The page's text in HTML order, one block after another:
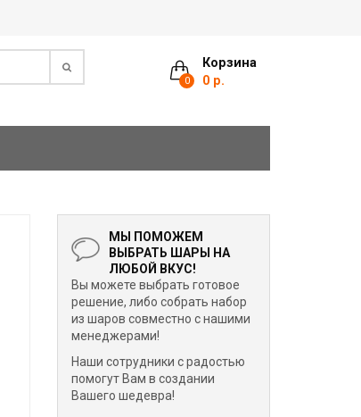
Корзина
0 0 р.
МЫ ПОМОЖЕМ
ВЫБРАТЬ ШАРЫ НА
ЛЮБОЙ ВКУС!
Вы можете выбрать готовое
решение, либо собрать набор
из шаров совместно с нашими
менеджерами!
Наши сотрудники с радостью
помогут Вам в создании
Вашего шедевра!